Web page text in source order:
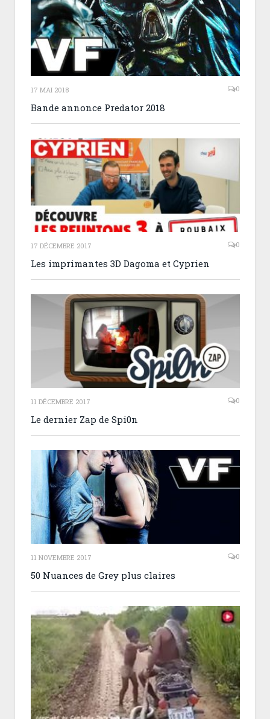
17 MAI 2018 0
Bande annonce Predator 2018
17 DÉCEMBRE 2017 0
Les imprimantes 3D Dagoma et Cyprien
11 DÉCEMBRE 2017 0
Le dernier Zap de Spi0n
11 NOVEMBRE 2017 0
50 Nuances de Grey plus claires